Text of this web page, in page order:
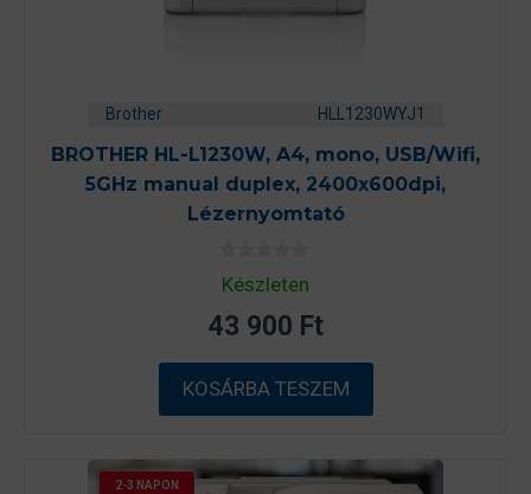
Brother HLL1230WYJ1
BROTHER HL-L1230W, A4, mono, USB/Wifi,
5GHz manual duplex, 2400x600dpi,
Lézernyomtató
0
a
5
-
ő
l
Készleten
43 900 Ft
KOSÁRBA TESZEM
2-3 NAPON